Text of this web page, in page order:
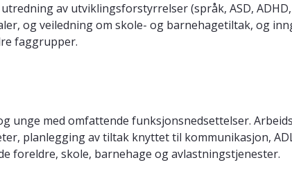
av utviklingsforstyrrelser (språk, ASD,
og veiledning om skole- og barnehagetiltak, og
faggrupper.
unge med omfattende funksjonsnedsettelser.
planlegging av tiltak knyttet til kommunikasjon,
foreldre, skole, barnehage og avlastningstjenester.